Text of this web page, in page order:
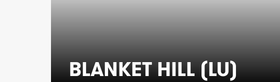
BLANKET HILL (LU)